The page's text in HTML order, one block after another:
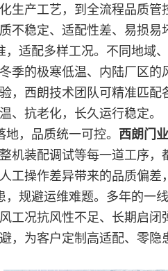
生产工艺，到全流程品质
不稳定、适配性差、易损易
，适配多样工况。不同地域
季的极寒低温、内陆厂区
，西朗技术团队可精准匹配
、抗老化，长久运行稳定。
地，品质统一可控。 西朗门业
机装配调试等每一道工序
工操作差异带来的品质偏差
，规避运维难题。多年的一
工况抗风性不足、长期启
，为客户定制高适配、零隐